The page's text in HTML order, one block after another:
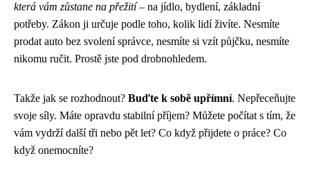
která vám zůstane na přežití– na jídlo, bydlení, základní
potřeby. Zákon ji určuje podle toho, kolik lidí živíte. Nesmíte
prodat auto bez svolení správce, nesmíte si vzít půjčku, nesmíte
nikomu ručit. Prostě jste pod drobnohledem.
Takže jak se rozhodnout? Buďte k sobě upřímní. Nepřeceňujte
svoje síly. Máte opravdu stabilní příjem? Můžete počítat s tím, že
vám vydrží další tři nebo pět let? Co když přijdete o práce? Co
když onemocníte?